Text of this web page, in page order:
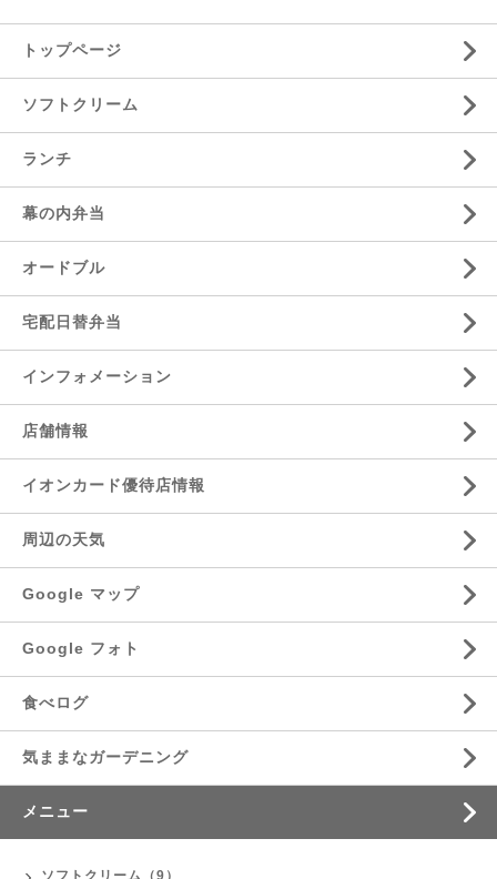
トップページ
ソフトクリーム
ランチ
幕の内弁当
オードブル
宅配日替弁当
インフォメーション
店舗情報
イオンカード優待店情報
周辺の天気
Google マップ
Google フォト
食べログ
気ままなガーデニング
メニュー
ソフトクリーム（9）